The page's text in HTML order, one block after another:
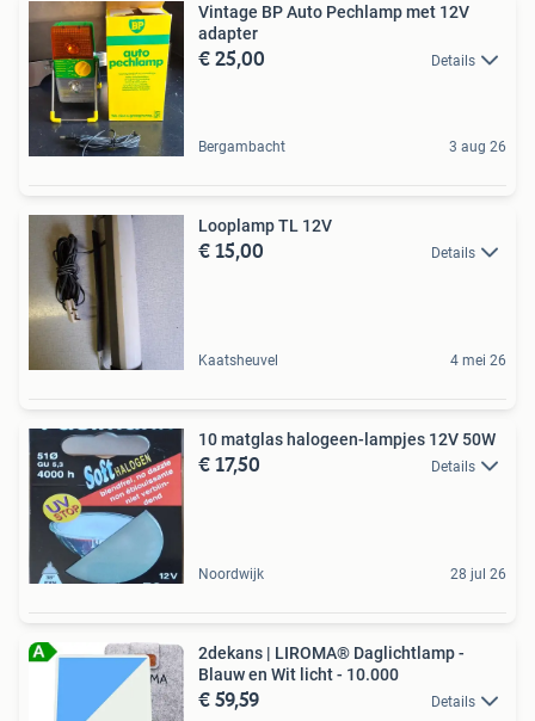
Vintage BP Auto Pechlamp met 12V
adapter
€ 25,00 Details
Bergambacht 3 aug 26
Looplamp TL 12V
€ 15,00 Details
Kaatsheuvel 4 mei 26
10 matglas halogeen-lampjes 12V 50W
€ 17,50 Details
Noordwijk 28 jul 26
2dekans | LIROMA® Daglichtlamp -
Blauw en Wit licht - 10.000
€ 59,59 Details